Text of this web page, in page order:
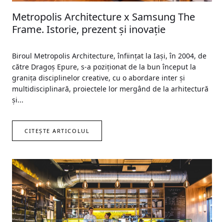
Metropolis Architecture x Samsung The
Frame. Istorie, prezent şi inovaţie
Biroul Metropolis Architecture, înfiinţat la Iași, în 2004, de
către Dragoş Epure, s-a poziționat de la bun început la
granița disciplinelor creative, cu o abordare inter şi
multidisciplinară, proiectele lor mergând de la arhitectură
şi...
CITEȘTE ARTICOLUL